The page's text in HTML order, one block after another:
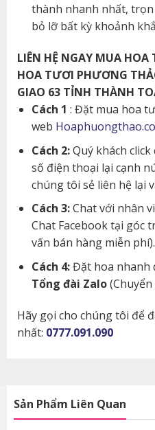
thành nhanh nhất,
bỏ lỡ bất kỳ khoảnh
LIÊN HỆ NGAY MUA HOA
HOA TƯƠI PHƯƠNG
GIAO 63 TỈNH THÀNH
Cách 1 : Đặt mua hoa
web
Cách 2:Quý khách click
số điện thoại lại cạnh
chúng tôi sẻ liên hệ lại
Cách 3:Chat với nhân
Chat Facebook tại góc
vấn bán hàng miễn phí).
Cách 4:Đặt hoa nhanh
Tổng đài Zalo(Chuyển
Hãy gọi cho chúng tôi để
nhất: 0777.091.090
Sản Phẩm Liên Quan